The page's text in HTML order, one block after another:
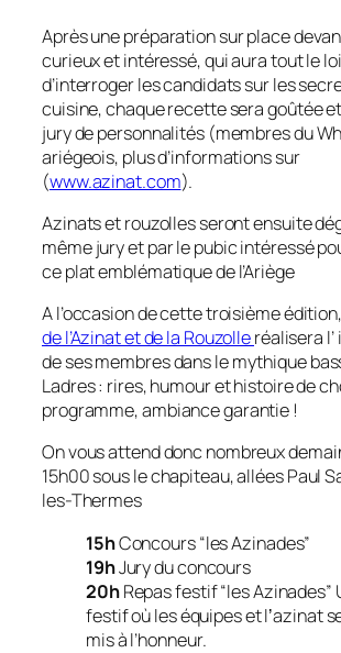
Après une préparation sur place
curieux et intéressé, qui aura tout le
d’interroger les candidats sur les
cuisine, chaque recette sera goûtée
jury de personnalités (membres du
ariégeois, plus d’informations sur
(www.azinat.com).
Azinats et rouzolles seront ensuite
même jury et par le pubic intéressé
ce plat emblématique de l’Ariège
A l’occasion de cette troisième édition,
de l’Azinat et de la Rouzolleréalisera
de ses membres dans le mythique
Ladres : rires, humour et histoire de
programme, ambiance garantie !
On vous attend donc nombreux
15h00 sous le chapiteau, allées Paul
les-Thermes
15hConcours “les Azinades”
19hJury du concours
20hRepas festif “les Azinades”
festif où les équipes et lʼazinat
mis à l’honneur.